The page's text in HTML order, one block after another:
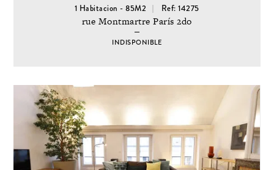
1 Habitacion - 85M2 Ref: 14275
rue Montmartre París 2do
INDISPONIBLE